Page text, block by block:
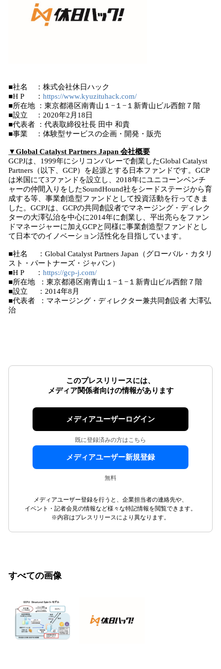
■社名 ：株式会社休日ハック
■H P ： https://www.kyuzituhack.com/
■所在地 ：東京都港区南青山１−１−１新青山ビル西館７階
■設立 ：2020年2月18日
■代表者 ：代表取締役社長 田中 和貴
■事業 ：体験型サービスの企画・開発・販売
▼Global Catalyst Partners Japan 会社概要
GCPJは、1999年にシリコンバレーで創業したGlobal Catalyst
Partners（以下、GCP）を起源とする日本ファンドです。GCP
は米国にて3ファンドを設立し、2018年にユニコーンベンチ
ャーの仲間入りをしたSoundHound社をシードステージから育
成する等、事業創造型ファンドとして投資活動を行ってきま
した。GCPJは、GCPの共同創設者でマネージング・ディレク
ターの大澤弘治を中心に2014年に創業し、平出亮らをファン
ドマネージャーに加えGCPと同様に事業創造型ファンドとし
て日本でのイノベーション活性化を目指しています。
■社名 ：Global Catalyst Partners Japan（グローバル・カタリ
スト・パートナーズ・ジャパン）
■H P ： https://gcp-j.com/
■所在地 ：東京都港区南青山１−１−１新青山ビル西館７階
■設立 ：2014年8月
■代表者 ：マネージング・ディレクター兼共同創設者 大澤弘
治
このプレスリリースには、
メディア関係者向けの情報があります
メディアユーザーログイン
既に登録済みの方はこちら
メディアユーザー新規登録
無料
メディアユーザー登録を行うと、企業担当者の連絡先や、
イベント・記者会見の情報など様々な特記情報を閲覧できます。
※内容はプレスリリースにより異なります。
すべての画像